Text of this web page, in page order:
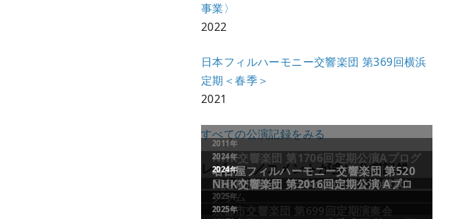
事業〉
2022
日本フィルハーモニー交響楽団 第369回横浜
定期＜春季＞
2021
すべての公演記録をみる
レビュー／コメントが多い公演記録